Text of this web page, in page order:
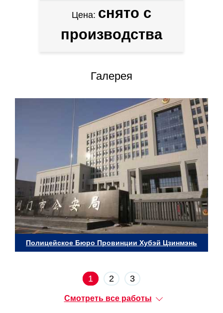
Цена: снято с
производства
Галерея
Полицейское Бюро Провинции Хубэй Цзинмэнь
1 2 3
Смотреть все работы